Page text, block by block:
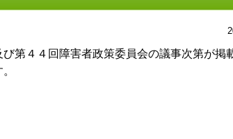
第４４回障害者政策委員会の議事次第が掲